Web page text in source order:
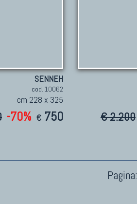
SENNEH
cod. 10062
cm 228 x 325
-70% € 750 € 2.200
Pagina: